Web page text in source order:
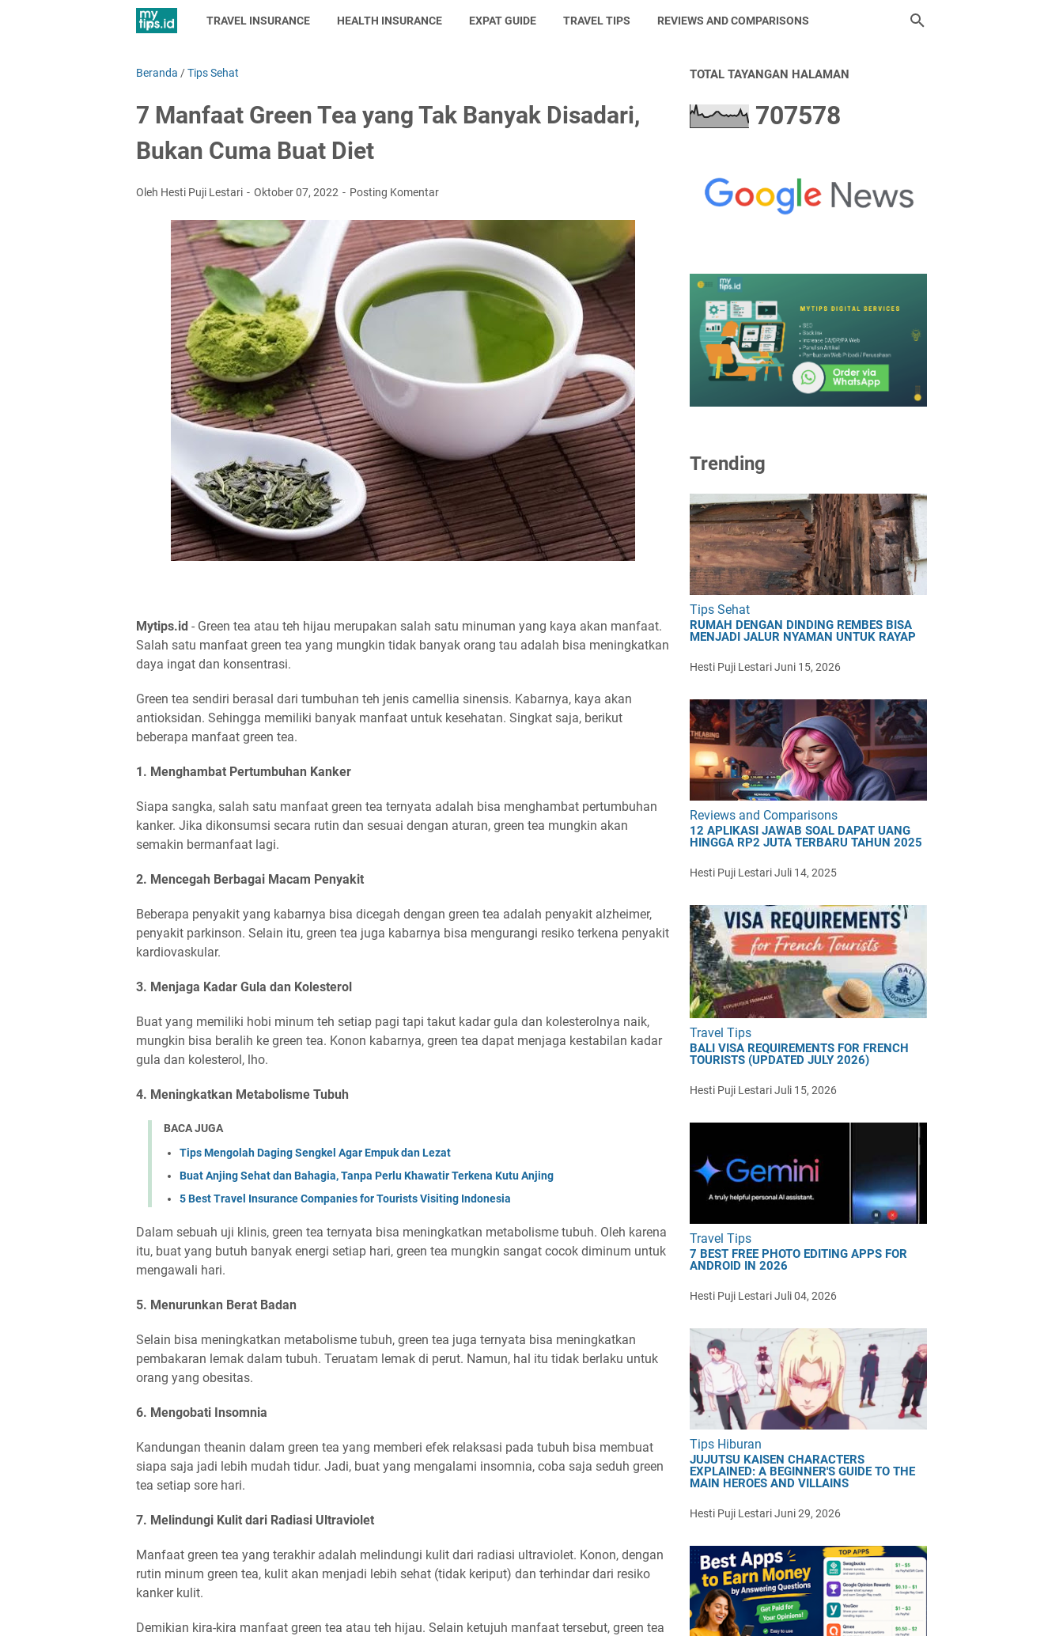
TRAVEL INSURANCE HEALTH INSURANCE EXPAT GUIDE TRAVEL TIPS REVIEWS AND COMPARISONS
Beranda /Tips Sehat
7 Manfaat Green Tea yang Tak Banyak Disadari,
Bukan Cuma Buat Diet
Oleh Hesti Puji Lestari Oktober 07, 2022 Posting Komentar
Mytips.id - Green tea atau teh hijau merupakan salah satu minuman yang kaya akan manfaat.
Salah satu manfaat green tea yang mungkin tidak banyak orang tau adalah bisa meningkatkan
daya ingat dan konsentrasi.
Green tea sendiri berasal dari tumbuhan teh jenis camellia sinensis. Kabarnya, kaya akan
antioksidan. Sehingga memiliki banyak manfaat untuk kesehatan. Singkat saja, berikut
beberapa manfaat green tea.
1. Menghambat Pertumbuhan Kanker
Siapa sangka, salah satu manfaat green tea ternyata adalah bisa menghambat pertumbuhan
kanker. Jika dikonsumsi secara rutin dan sesuai dengan aturan, green tea mungkin akan
semakin bermanfaat lagi.
2. Mencegah Berbagai Macam Penyakit
Beberapa penyakit yang kabarnya bisa dicegah dengan green tea adalah penyakit alzheimer,
penyakit parkinson. Selain itu, green tea juga kabarnya bisa mengurangi resiko terkena penyakit
kardiovaskular.
3. Menjaga Kadar Gula dan Kolesterol
Buat yang memiliki hobi minum teh setiap pagi tapi takut kadar gula dan kolesterolnya naik,
mungkin bisa beralih ke green tea. Konon kabarnya, green tea dapat menjaga kestabilan kadar
gula dan kolesterol, lho.
4. Meningkatkan Metabolisme Tubuh
BACA JUGA
Tips Mengolah Daging Sengkel Agar Empuk dan Lezat
Buat Anjing Sehat dan Bahagia, Tanpa Perlu Khawatir Terkena Kutu Anjing
5 Best Travel Insurance Companies for Tourists Visiting Indonesia
Dalam sebuah uji klinis, green tea ternyata bisa meningkatkan metabolisme tubuh. Oleh karena
itu, buat yang butuh banyak energi setiap hari, green tea mungkin sangat cocok diminum untuk
mengawali hari.
5. Menurunkan Berat Badan
Selain bisa meningkatkan metabolisme tubuh, green tea juga ternyata bisa meningkatkan
pembakaran lemak dalam tubuh. Teruatam lemak di perut. Namun, hal itu tidak berlaku untuk
orang yang obesitas.
6. Mengobati Insomnia
Kandungan theanin dalam green tea yang memberi efek relaksasi pada tubuh bisa membuat
siapa saja jadi lebih mudah tidur. Jadi, buat yang mengalami insomnia, coba saja seduh green
tea setiap sore hari.
7. Melindungi Kulit dari Radiasi Ultraviolet
Manfaat green tea yang terakhir adalah melindungi kulit dari radiasi ultraviolet. Konon, dengan
rutin minum green tea, kulit akan menjadi lebih sehat (tidak keriput) dan terhindar dari resiko
kanker kulit.
Demikian kira-kira manfaat green tea atau teh hijau. Selain ketujuh manfaat tersebut, green tea
TOTAL TAYANGAN HALAMAN
707578
Trending
Tips Sehat
RUMAH DENGAN DINDING REMBES BISA
MENJADI JALUR NYAMAN UNTUK RAYAP
Hesti Puji LestariJuni 15, 2026
Reviews and Comparisons
12 APLIKASI JAWAB SOAL DAPAT UANG
HINGGA RP2 JUTA TERBARU TAHUN 2025
Hesti Puji LestariJuli 14, 2025
Travel Tips
BALI VISA REQUIREMENTS FOR FRENCH
TOURISTS (UPDATED JULY 2026)
Hesti Puji LestariJuli 15, 2026
Travel Tips
7 BEST FREE PHOTO EDITING APPS FOR
ANDROID IN 2026
Hesti Puji LestariJuli 04, 2026
Tips Hiburan
JUJUTSU KAISEN CHARACTERS
EXPLAINED: A BEGINNER'S GUIDE TO THE
MAIN HEROES AND VILLAINS
Hesti Puji LestariJuni 29, 2026